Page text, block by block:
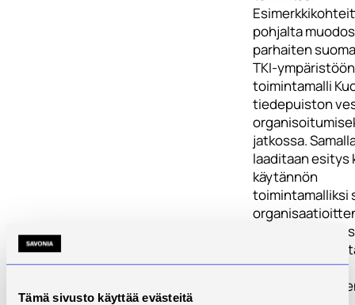
Tämä sivusto käyttää evästeitä
pohjalta
parhaiten
TKI-
toimintamalli
tiedepuiston
jatkossa.
laaditaan esitys
käytännön
toimintamalliksi
vastuunjaoksi
klusterin
laaditaan